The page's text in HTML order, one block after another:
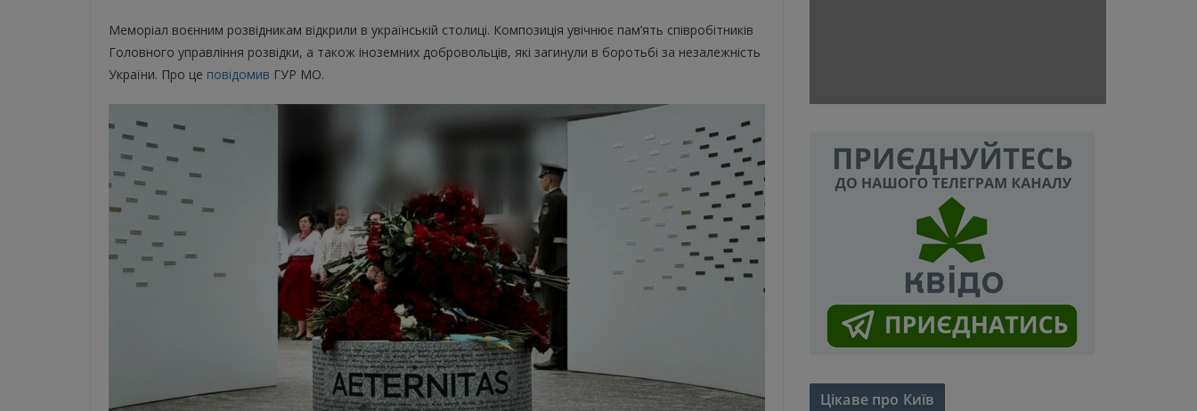
Меморіал воєнним розвідникам відкрили в українській столиці. Композиція увічнює пам’ять співробітників
Головного управління розвідки, а також іноземних добровольців, які загинули в боротьбі за незалежність
України. Про це повідомив ГУР МО.
Цікаве про Київ